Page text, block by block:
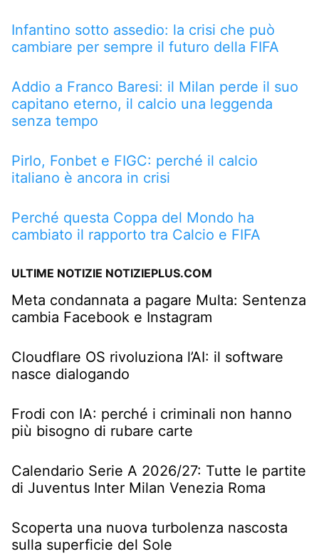
Infantino sotto assedio: la crisi che può
cambiare per sempre il futuro della FIFA
Addio a Franco Baresi: il Milan perde il suo
capitano eterno, il calcio una leggenda
senza tempo
Pirlo, Fonbet e FIGC: perché il calcio
italiano è ancora in crisi
Perché questa Coppa del Mondo ha
cambiato il rapporto tra Calcio e FIFA
ULTIME NOTIZIE NOTIZIEPLUS.COM
Meta condannata a pagare Multa: Sentenza
cambia Facebook e Instagram
Cloudflare OS rivoluziona l’AI: il software
nasce dialogando
Frodi con IA: perché i criminali non hanno
più bisogno di rubare carte
Calendario Serie A 2026/27: Tutte le partite
di Juventus Inter Milan Venezia Roma
Scoperta una nuova turbolenza nascosta
sulla superficie del Sole